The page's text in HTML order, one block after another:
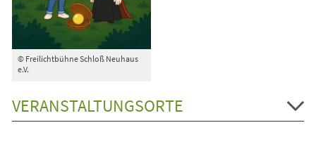
© Freilichtbühne Schloß Neuhaus
e.V.
VERANSTALTUNGSORTE